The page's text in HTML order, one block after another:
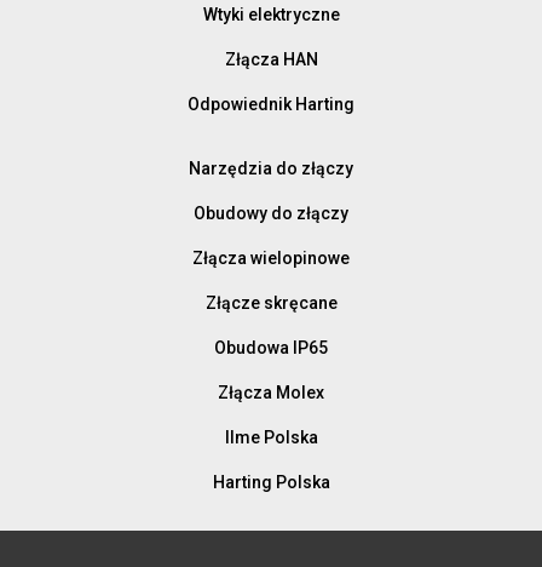
Wtyki elektryczne
Złącza HAN
Odpowiednik Harting
Narzędzia do złączy
Obudowy do złączy
Złącza wielopinowe
Złącze skręcane
Obudowa IP65
Złącza Molex
Ilme Polska
Harting Polska